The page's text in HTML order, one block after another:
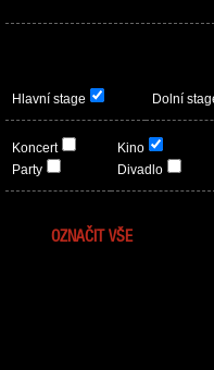
Hlavní stage Dolní
Koncert
Party
Kino
Divadlo
OZNAČIT VŠE